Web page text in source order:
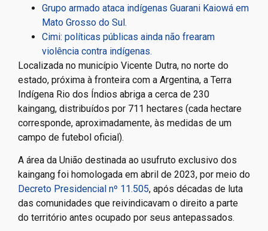
Grupo armado ataca indígenas Guarani Kaiowá em
Mato Grosso do Sul.
Cimi: políticas públicas ainda não frearam
violência contra indígenas.
Localizada no município Vicente Dutra, no norte do
estado, próxima à fronteira com a Argentina, a Terra
Indígena Rio dos Índios abriga a cerca de 230
kaingang, distribuídos por 711 hectares (cada hectare
corresponde, aproximadamente, às medidas de um
campo de futebol oficial).
A área da União destinada ao usufruto exclusivo dos
kaingang foi homologada em abril de 2023, por meio do
Decreto Presidencial nº 11.505, após décadas de luta
das comunidades que reivindicavam o direito a parte
do território antes ocupado por seus antepassados.